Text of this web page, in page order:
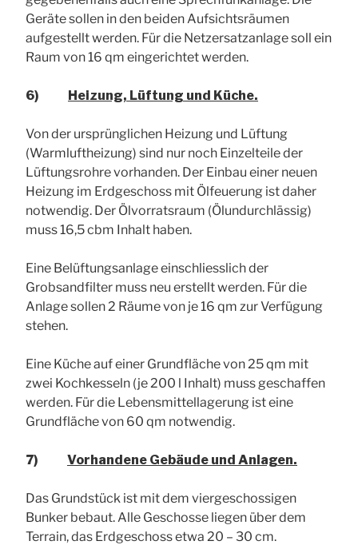
Geräte sollen in den beiden Aufsichtsräumen
aufgestellt werden. Für die Netzersatzanlage soll ein
Raum von 16 qm eingerichtet werden.
6) Heizung, Lüftung und Küche.
Von der ursprünglichen Heizung und Lüftung
(Warmluftheizung) sind nur noch Einzelteile der
Lüftungsrohre vorhanden. Der Einbau einer neuen
Heizung im Erdgeschoss mit Ölfeuerung ist daher
notwendig. Der Ölvorratsraum (Ölundurchlässig)
muss 16,5 cbm Inhalt haben.
Eine Belüftungsanlage einschliesslich der
Grobsandfilter muss neu erstellt werden. Für die
Anlage sollen 2 Räume von je 16 qm zur Verfügung
stehen.
Eine Küche auf einer Grundfläche von 25 qm mit
zwei Kochkesseln (je 200 l Inhalt) muss geschaffen
werden. Für die Lebensmittellagerung ist eine
Grundfläche von 60 qm notwendig.
7) Vorhandene Gebäude und Anlagen.
Das Grundstück ist mit dem viergeschossigen
Bunker bebaut. Alle Geschosse liegen über dem
Terrain, das Erdgeschoss etwa 20 – 30 cm.